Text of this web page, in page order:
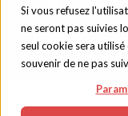
Si vous refusez
ne seront pas suivies
seul cookie sera
souvenir de ne pas